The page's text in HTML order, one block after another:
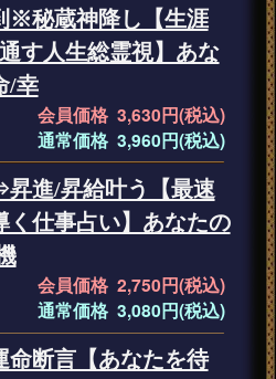
※秘蔵神降し【生涯
す人生総霊視】あな
/幸
会員価格 3,630円(税込)
通常価格 3,960円(税込)
進/昇給叶う【最速
く仕事占い】あなたの
会員価格 2,750円(税込)
通常価格 3,080円(税込)
命断言【あなたを待